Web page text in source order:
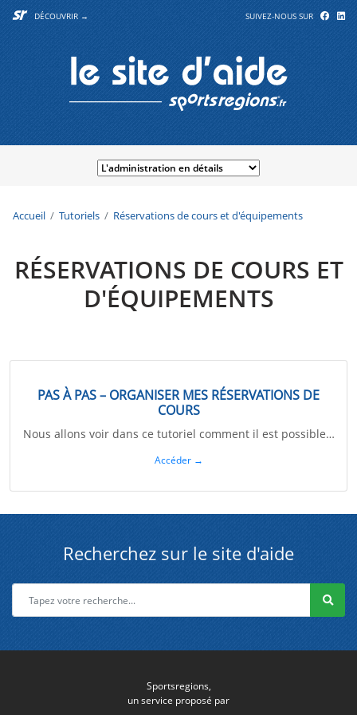
DÉCOUVRIR → SUIVEZ-NOUS SUR
Accueil Tutoriels Réservations de cours et d'équipements
RÉSERVATIONS DE COURS ET
D'ÉQUIPEMENTS
PAS À PAS – ORGANISER MES RÉSERVATIONS DE
COURS
Nous allons voir dans ce tutoriel comment il est possible…
Accéder →
Recherchez sur le site d'aide
Sportsregions,
un service proposé par